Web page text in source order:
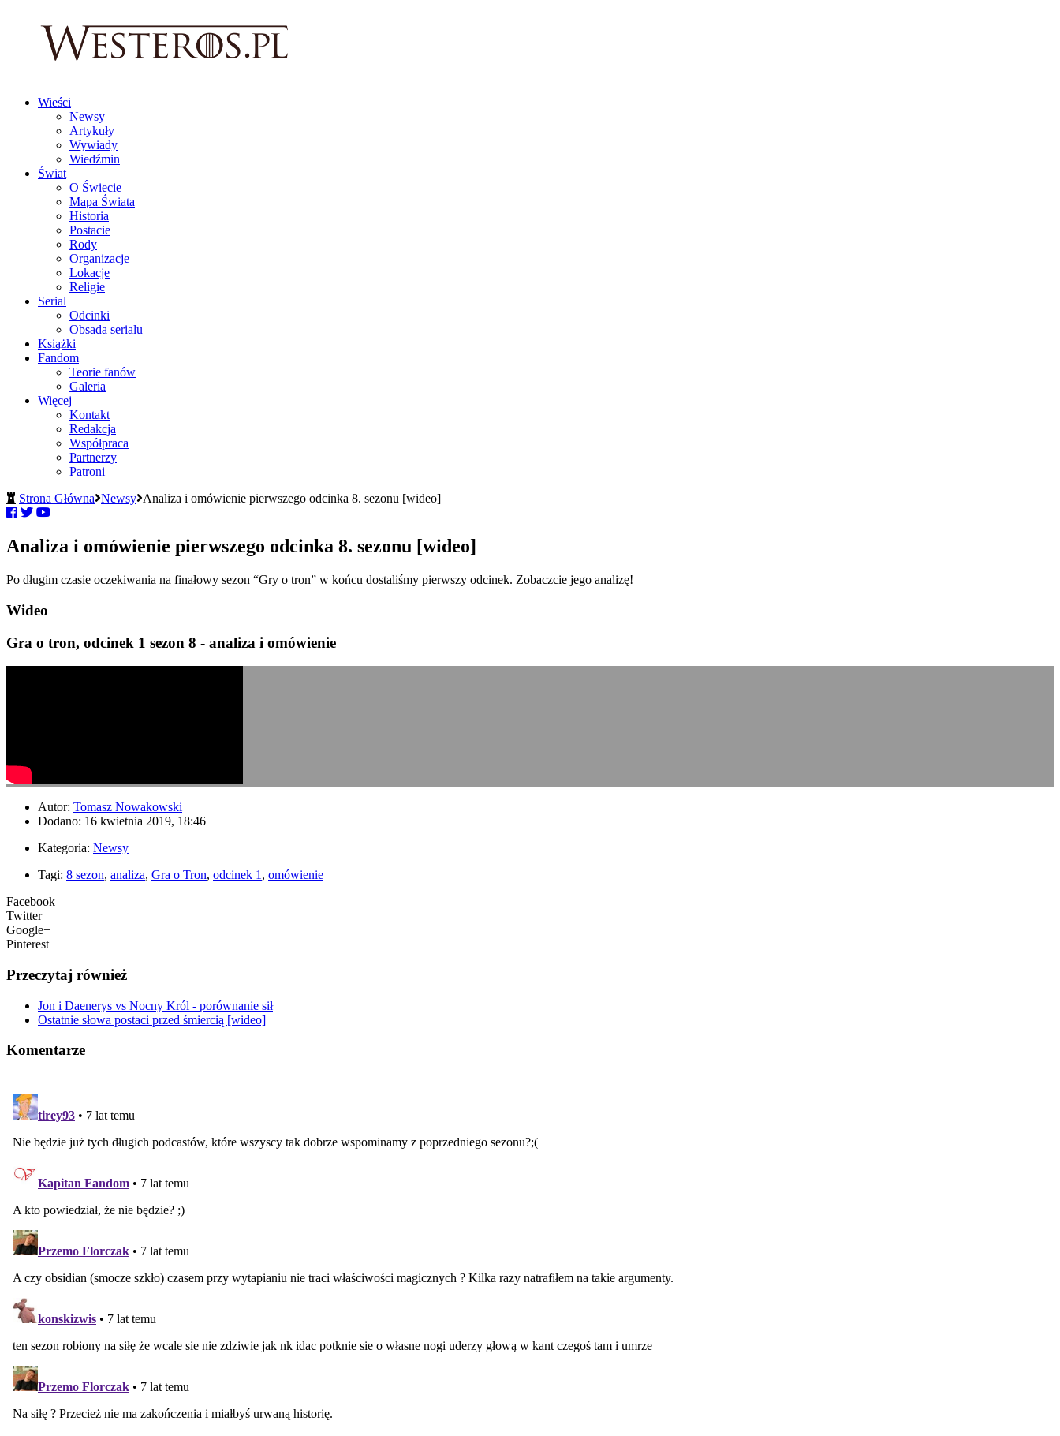
Wieści
Newsy
Artykuły
Wywiady
Wiedźmin
Świat
O Świecie
Mapa Świata
Historia
Postacie
Rody
Organizacje
Lokacje
Religie
Serial
Odcinki
Obsada serialu
Książki
Fandom
Teorie fanów
Galeria
Więcej
Kontakt
Redakcja
Współpraca
Partnerzy
Patroni
Strona Główna Newsy Analiza i omówienie pierwszego odcinka 8. sezonu [wideo]
Analiza i omówienie pierwszego odcinka 8. sezonu [wideo]
Po długim czasie oczekiwania na finałowy sezon “Gry o tron” w końcu dostaliśmy pierwszy odcinek. Zobaczcie jego analizę!
Wideo
Gra o tron, odcinek 1 sezon 8 - analiza i omówienie
Autor: Tomasz Nowakowski
Dodano: 16 kwietnia 2019, 18:46
Kategoria: Newsy
Tagi: 8 sezon, analiza, Gra o Tron, odcinek 1 , omówienie
Facebook
Twitter
Google+
Pinterest
Przeczytaj również
Jon i Daenerys vs Nocny Król - porównanie sił
Ostatnie słowa postaci przed śmiercią [wideo]
Komentarze